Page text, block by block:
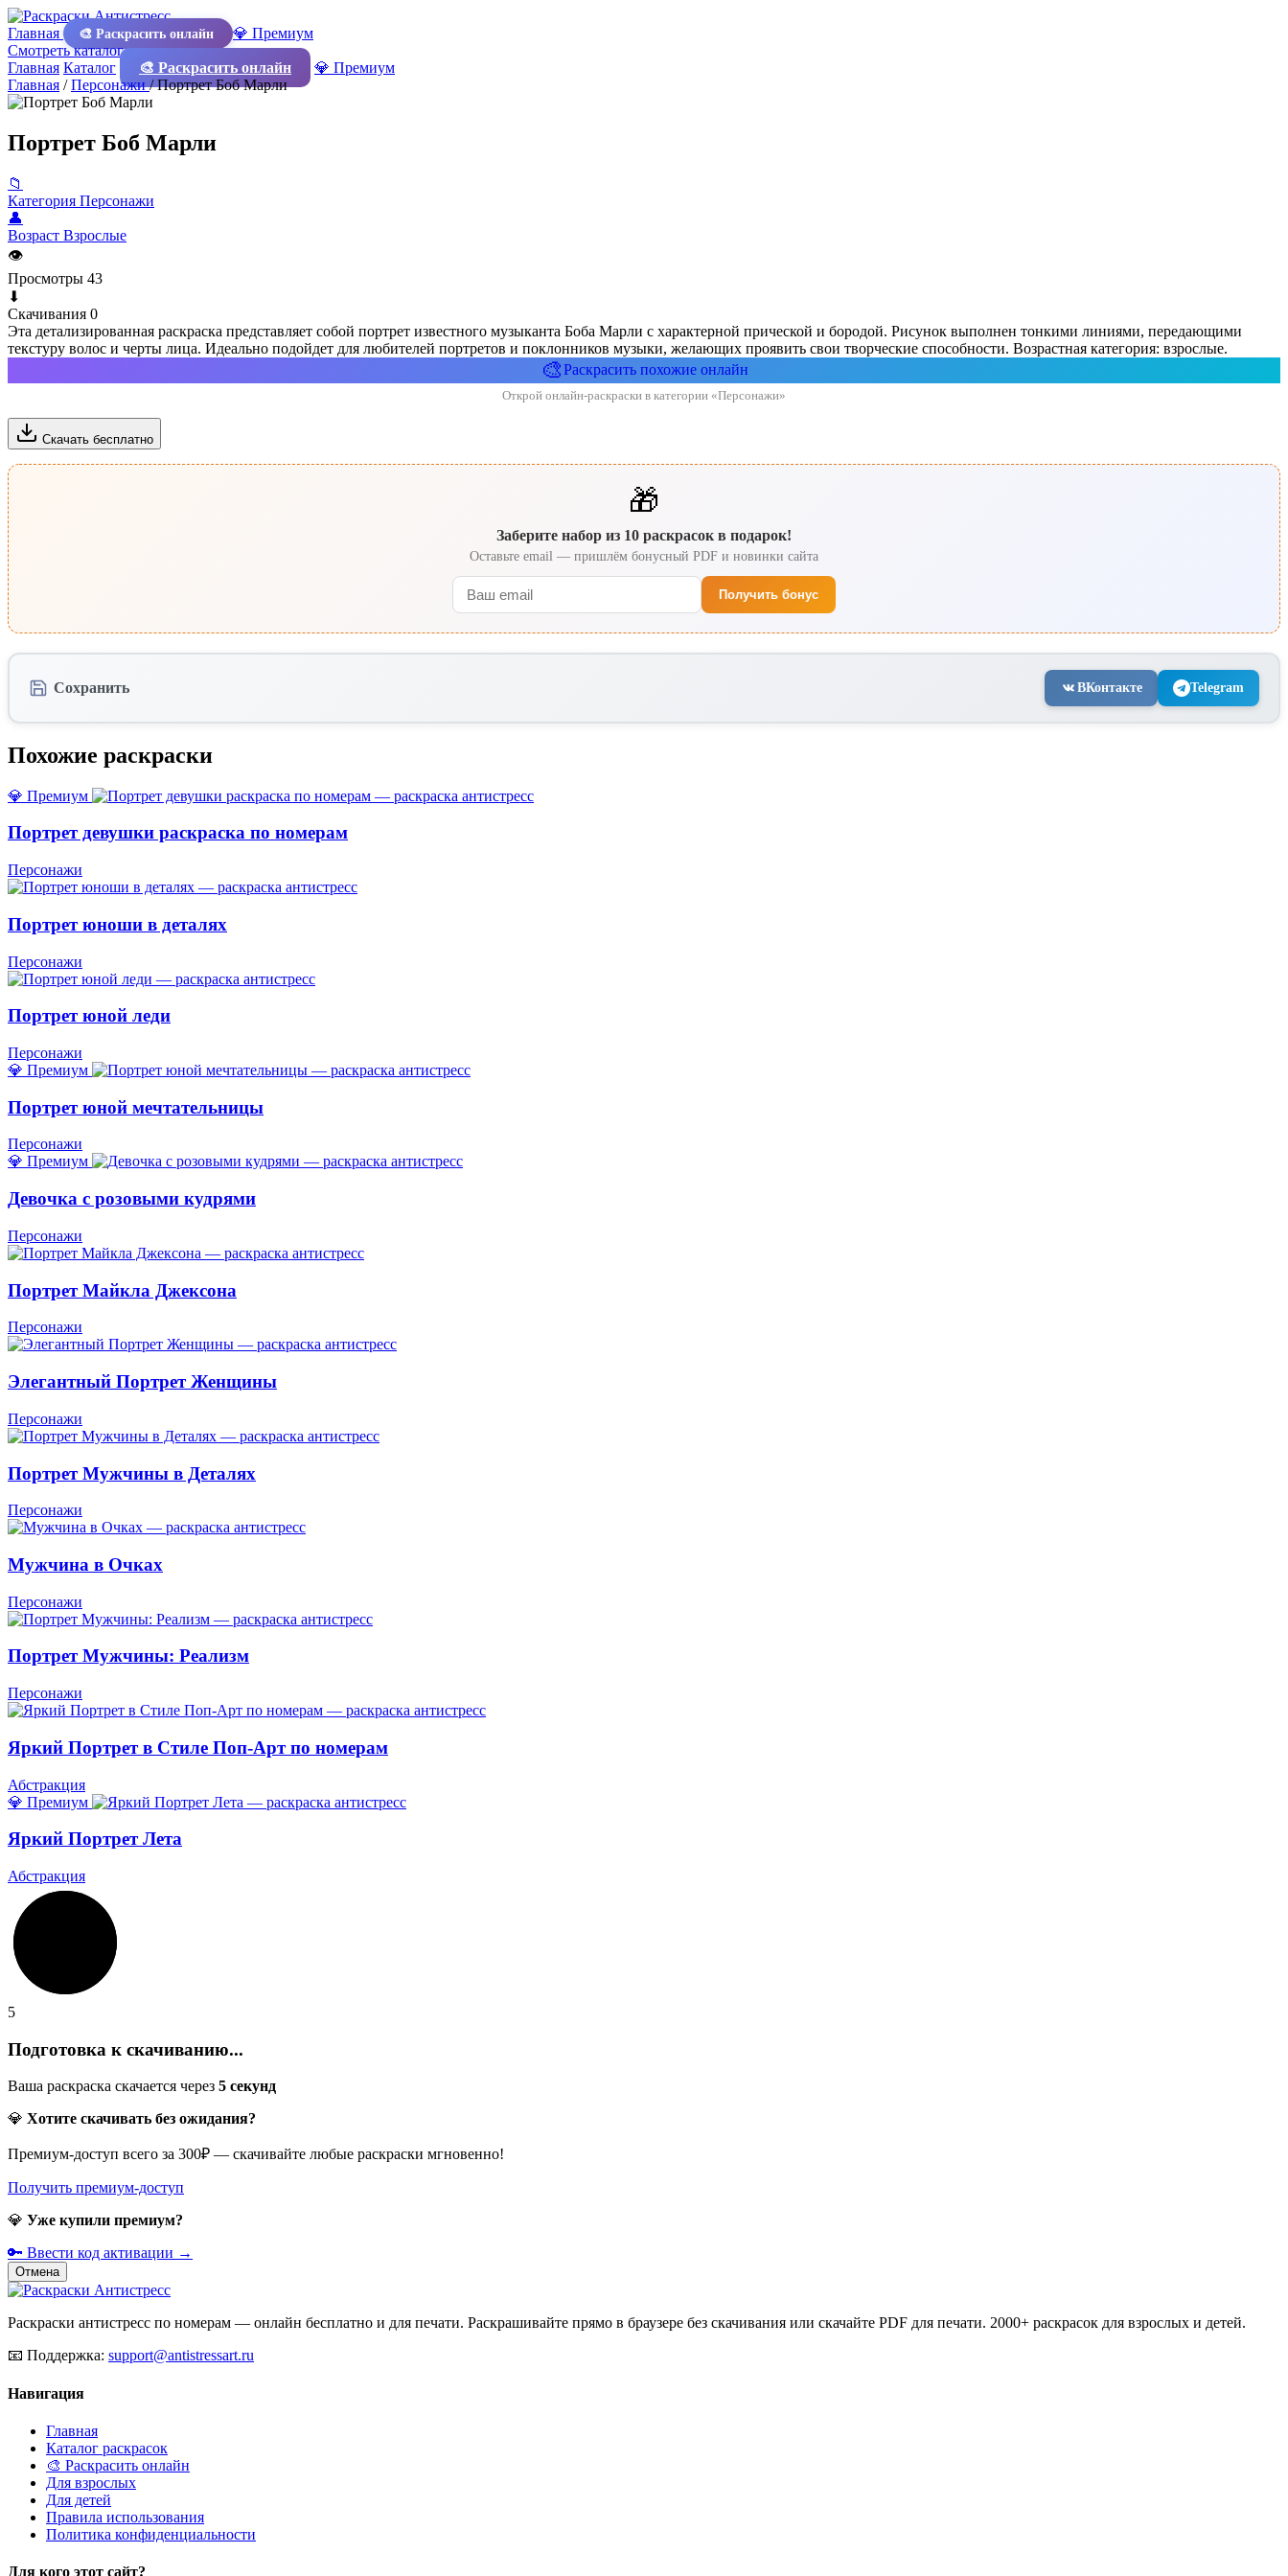
Главная 🎨 Раскрасить онлайн
💎 Премиум
Смотреть каталог
Главная Каталог 🎨 Раскрасить онлайн
💎 Премиум
Главная /Персонажи/Портрет Боб Марли
Портрет Боб Марли
📁
Категория Персонажи
👤
Возраст Взрослые
👁
Просмотры 43
⬇
Скачивания 0
Эта детализированная раскраска представляет собой портрет известного музыканта Боба Марли с характерной прической и бородой. Рисунок выполнен тонкими линиями, передающими
текстуру волос и черты лица. Идеально подойдет для любителей портретов и поклонников музыки, желающих проявить свои творческие способности. Возрастная категория: взрослые.
🎨Раскрасить похожие онлайн
Открой онлайн-раскраски в категории «Персонажи»
Скачать бесплатно
🎁
Заберите набор из 10 раскрасок в подарок!
Оставьте email — пришлём бонусный PDF и новинки сайта
Получить бонус
Сохранить ВКонтакте Telegram
Похожие раскраски
💎 Премиум
Портрет девушки раскраска по номерам
Персонажи
Портрет юноши в деталях
Персонажи
Портрет юной леди
Персонажи
💎 Премиум
Портрет юной мечтательницы
Персонажи
💎 Премиум
Девочка с розовыми кудрями
Персонажи
Портрет Майкла Джексона
Персонажи
Элегантный Портрет Женщины
Персонажи
Портрет Мужчины в Деталях
Персонажи
Мужчина в Очках
Персонажи
Портрет Мужчины: Реализм
Персонажи
Яркий Портрет в Стиле Поп-Арт по номерам
Абстракция
💎 Премиум
Яркий Портрет Лета
Абстракция
5
Подготовка к скачиванию...
Ваша раскраска скачается через 5 секунд
💎 Хотите скачивать без ожидания?
Премиум-доступ всего за 300₽ — скачивайте любые раскраски мгновенно!
Получить премиум-доступ
💎 Уже купили премиум?
🔑 Ввести код активации →
Отмена
Раскраски антистресс по номерам — онлайн бесплатно и для печати. Раскрашивайте прямо в браузере без скачивания или скачайте PDF для печати. 2000+ раскрасок для взрослых и детей.
📧 Поддержка: support@antistressart.ru
Навигация
Главная
Каталог раскрасок
🎨 Раскрасить онлайн
Для взрослых
Для детей
Правила использования
Политика конфиденциальности
Для кого этот сайт?